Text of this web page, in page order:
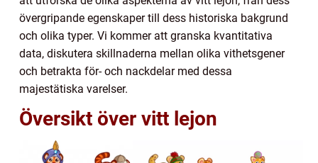
övergripande egenskaper till dess historiska bakgrund
och olika typer. Vi kommer att granska kvantitativa
data, diskutera skillnaderna mellan olika vithetsgener
och betrakta för- och nackdelar med dessa
majestätiska varelser.
Översikt över vitt lejon